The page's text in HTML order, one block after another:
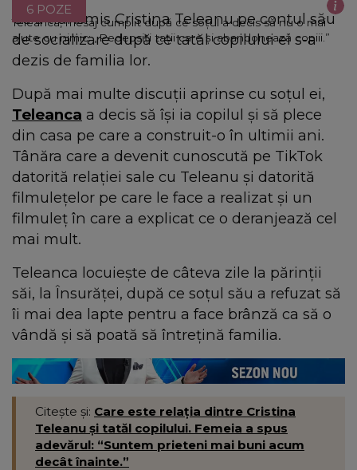
Teleanca, mesaj cumplit după ce soțul a decis să nu o mai
ajute cu nimic: „Pedepsiți tații care și abandonează copiii.”
6 POZE
Ce a transmis Cristina Teleanu pe contul său
de socializare după ce tatăl copilului ei s-a
dezis de familia lor.
După mai multe discuții aprinse cu soțul ei,
Teleanca a decis să își ia copilul și să plece
din casa pe care a construit-o în ultimii ani.
Tânăra care a devenit cunoscută pe TikTok
datorită relației sale cu Teleanu și datorită
filmulețelor pe care le face a realizat și un
filmuleț în care a explicat ce o deranjează cel
mai mult.
Teleanca locuiește de câteva zile la părinții
săi, la Însurăței, după ce soțul său a refuzat să
îi mai dea lapte pentru a face brânză ca să o
vândă și să poată să întrețină familia.
Citește și: Care este relația dintre Cristina
Teleanu și tatăl copilului. Femeia a spus
adevărul: “Suntem prieteni mai buni acum
decât înainte.”